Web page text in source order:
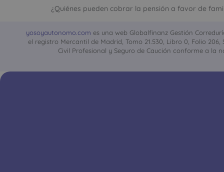
¿Quiénes pueden cobrar la pensión a favor de
yosoyautonomo.com es una web Globalfinanz Gestión
el registro Mercantil de Madrid, Tomo 21.530, Libro 0, Folio 206,
Civil Profesional y Seguro de Caución conforme a la